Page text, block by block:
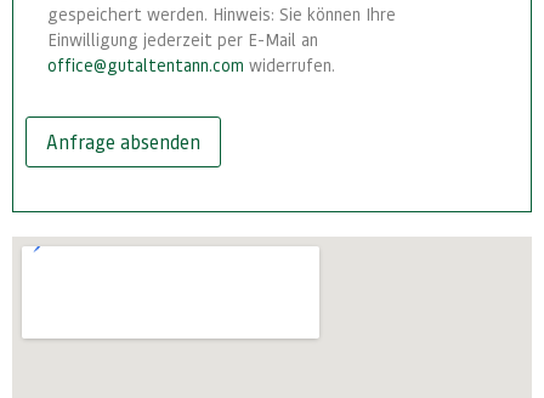
gespeichert werden. Hinweis: Sie können Ihre
Einwilligung jederzeit per E-Mail an
office@gutaltentann.com widerrufen.
Anfrage absenden